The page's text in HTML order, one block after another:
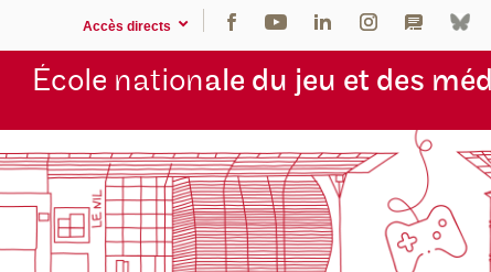
Accès directs
École nationale du jeu et des